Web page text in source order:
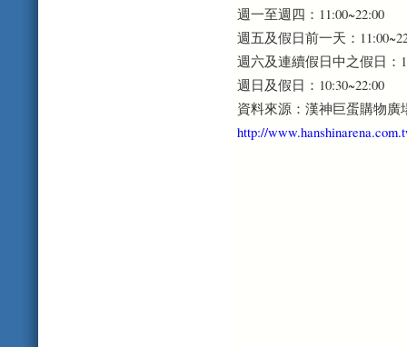
週一至週四：11:00~22:00
週五及假日前一天：
週六及連續假日中之假日：
週日及假日：10:30~22:00
資料來源：漢神巨蛋購物廣
http://